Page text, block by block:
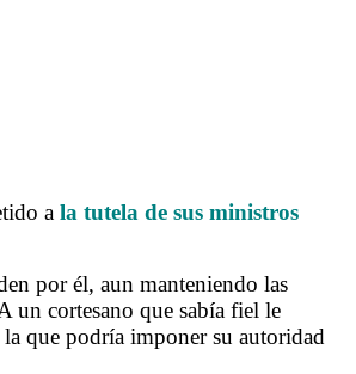
a la tutela de sus ministros
por él, aun manteniendo las
un cortesano que sabía fiel le
que podría imponer su autoridad